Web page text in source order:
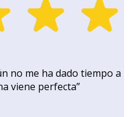
no me ha dado tiempo a
viene perfecta”